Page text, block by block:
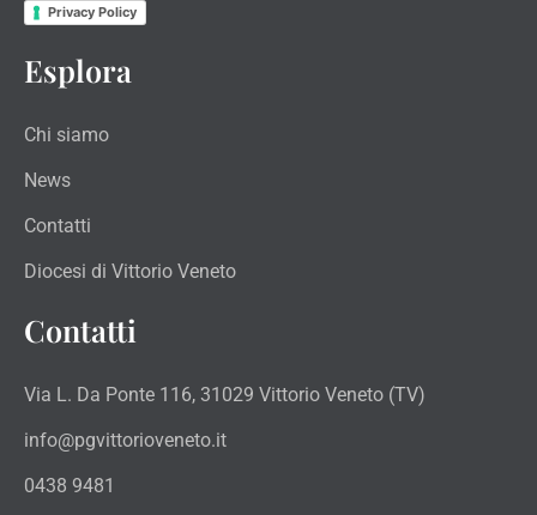
Privacy Policy
Esplora
Chi siamo
News
Contatti
Diocesi di Vittorio Veneto
Contatti
Via L. Da Ponte 116, 31029 Vittorio Veneto (TV)
info@pgvittorioveneto.it
0438 9481